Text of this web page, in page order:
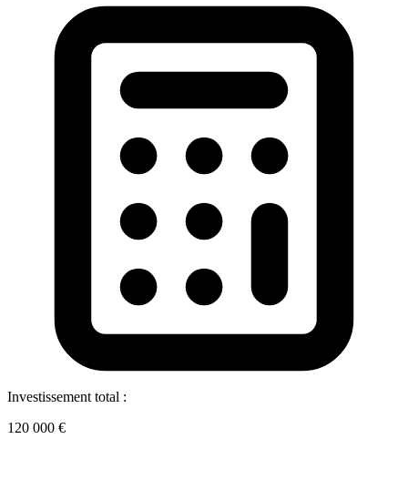
Investissement total :
120 000 €